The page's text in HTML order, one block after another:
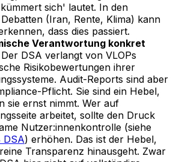
kümmert sich' lautet. In den
(Iran, Rente, Klima) kann
dass dies passiert.
Verantwortung konkret
Der DSA verlangt von VLOPs
Risikobewertungen ihrer
Audit-Reports sind aber
Pflicht. Sie sind ein Hebel,
sie ernst nimmt. Wer auf
arbeitet, sollte den Druck
Nutzer:innenkontrolle (siehe
DSA) erhöhen. Das ist der Hebel,
Transparenz hinausgeht. Zwar